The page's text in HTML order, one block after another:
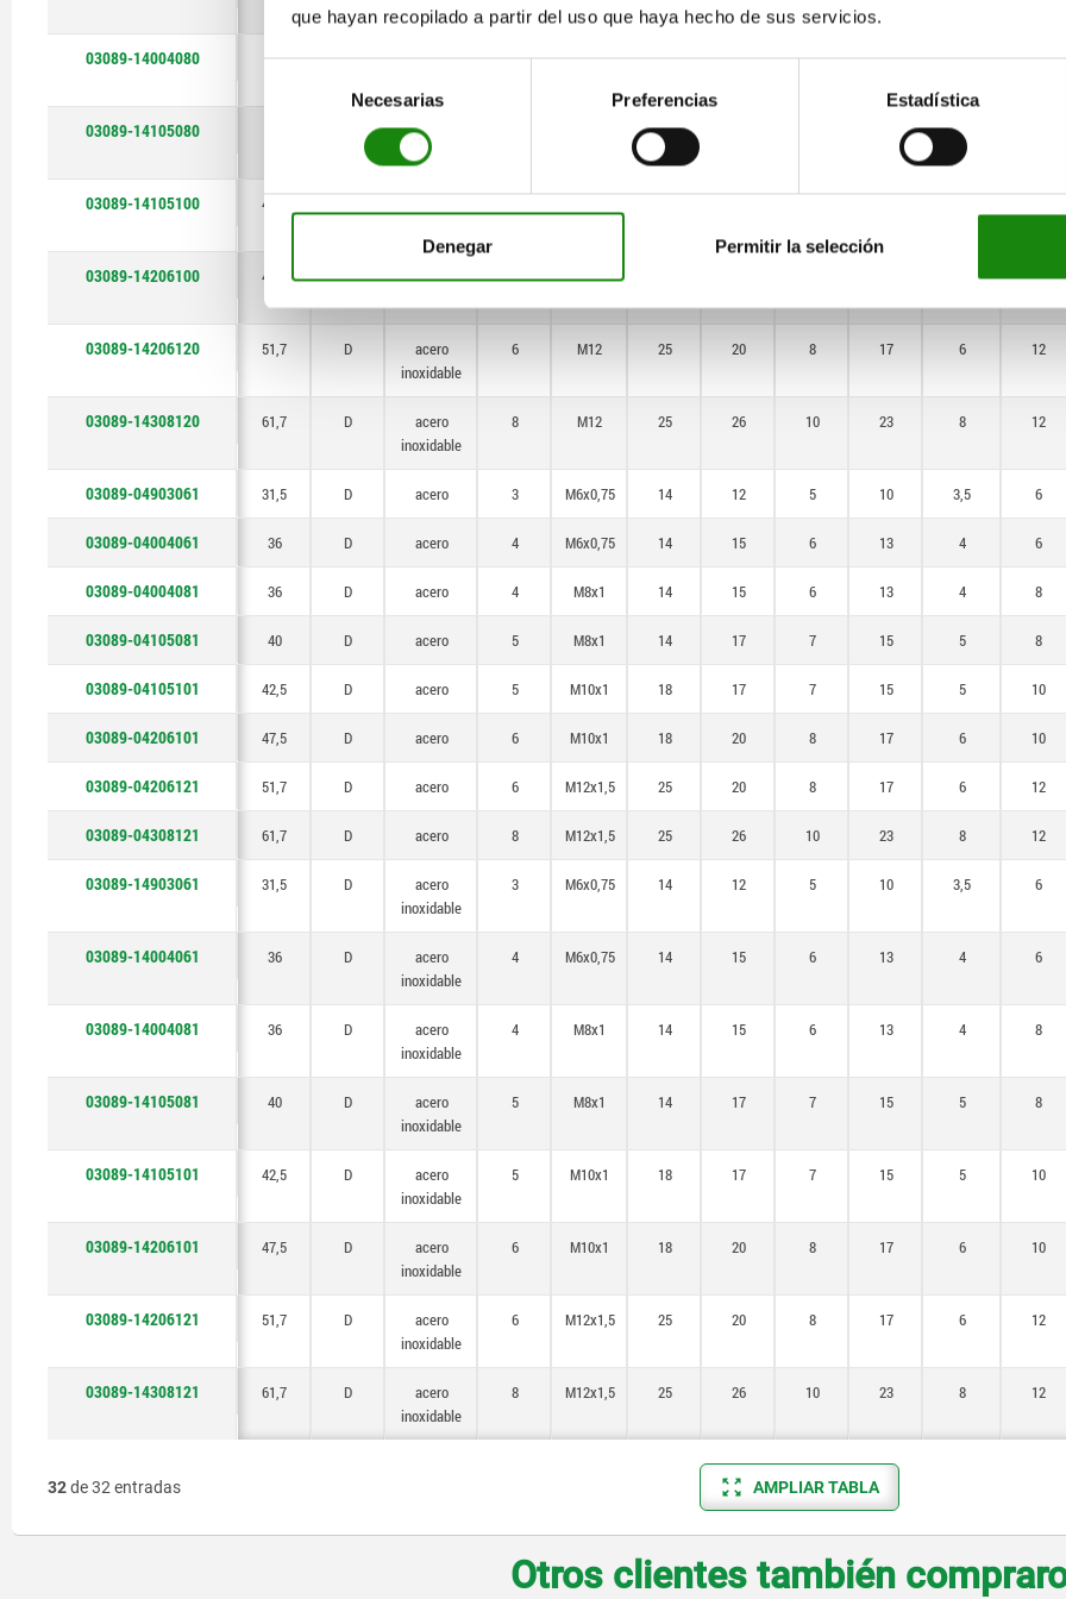
que hayan recopilado a partir del uso que haya hecho de sus servicios.
consentimiento
Necesarias Preferencias Estadística
Denegar Permitir la selección
inoxidable
03089-14004080 36 D
acero
4 M8 14 15 6 13 4 8
03089-14105080
acero
inoxidable
14 5
03089-14105100 42,5
03089-14206100 47,5 D
acero
6 M10 10
03089-14206120 51,7 D
acero
inoxidable
6 M12 25 20 8 17 6 12
03089-14308120 61,7 D
acero
inoxidable
8 M12 25 26 10 23 8 12
03089-04903061 31,5 D acero 3 M6x0,75 14 12 5 10 3,5 6
03089-04004061 36 D acero 4 M6x0,75 14 15 6 13 4 6
03089-04004081 36 D acero 4 M8x1 14 15 6 13 4 8
03089-04105081 40 D acero 5 M8x1 14 17 7 15 5 8
03089-04105101 42,5 D acero 5 M10x1 18 17 7 15 5 10
03089-04206101 47,5 D acero 6 M10x1 18 20 8 17 6 10
03089-04206121 51,7 D acero 6 M12x1,5 25 20 8 17 6 12
03089-04308121 61,7 D acero 8 M12x1,5 25 26 10 23 8 12
03089-14903061 31,5 D
acero
inoxidable
3 M6x0,75 14 12 5 10 3,5 6
03089-14004061 36 D
acero
inoxidable
4 M6x0,75 14 15 6 13 4 6
03089-14004081 36 D
acero
inoxidable
4 M8x1 14 15 6 13 4 8
03089-14105081 40 D
acero
inoxidable
5 M8x1 14 17 7 15 5 8
03089-14105101 42,5 D
acero
inoxidable
5 M10x1 18 17 7 15 5 10
03089-14206101 47,5 D
acero
inoxidable
6 M10x1 18 20 8 17 6 10
03089-14206121 51,7 D
acero
inoxidable
6 M12x1,5 25 20 8 17 6 12
03089-14308121 61,7 D
acero
inoxidable
8 M12x1,5 25 26 10 23 8 12
32de 32 entradas AMPLIAR TABLA
Otros clientes también